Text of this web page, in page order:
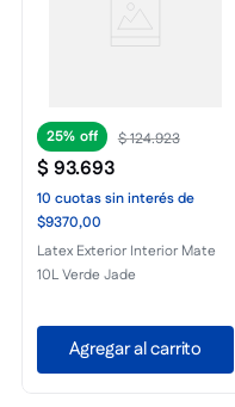
25% $124.923
$93.693
10 cuotassin interésde
$9370,00
Latex Exterior Interior Mate
10L Verde Jade
Agregar al carrito